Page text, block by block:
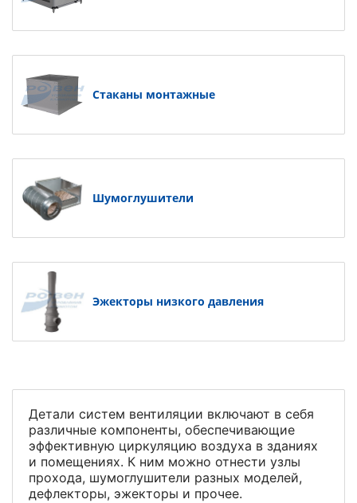
Стаканы монтажные
Шумоглушители
Эжекторы низкого давления
Детали систем вентиляции включают в себя
различные компоненты, обеспечивающие
эффективную циркуляцию воздуха в зданиях
и помещениях. К ним можно отнести узлы
прохода, шумоглушители разных моделей,
дефлекторы, эжекторы и прочее.